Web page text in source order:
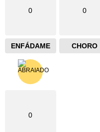
0
ENFÁDAME
0
CHORO
0